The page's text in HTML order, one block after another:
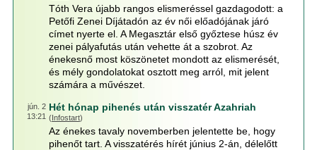
Tóth Vera újabb rangos elismeréssel gazdagodott: a
Petőfi Zenei Díjátadón az év női előadójának járó
címet nyerte el. A Megasztár első győztese húsz év
zenei pályafutás után vehette át a szobrot. Az
énekesnő most köszönetet mondott az elismerését,
és mély gondolatokat osztott meg arról, mit jelent
számára a művészet.
jún. 2
13:21
Hét hónap pihenés után visszatér Azahriah
(Infostart)
Az énekes tavaly novemberben jelentette be, hogy
pihenőt tart. A visszatérés hírét június 2-án, délelőtt